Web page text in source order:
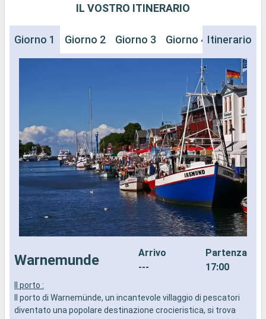
IL VOSTRO ITINERARIO
Giorno 1 Giorno 2 Giorno 3 Giorno 4 Giorno 5
Itinerario
Warnemunde
Arrivo
---
Partenza
17:00
Il porto :
Il porto di Warnemünde, un incantevole villaggio di pescatori
diventato una popolare destinazione crocieristica, si trova